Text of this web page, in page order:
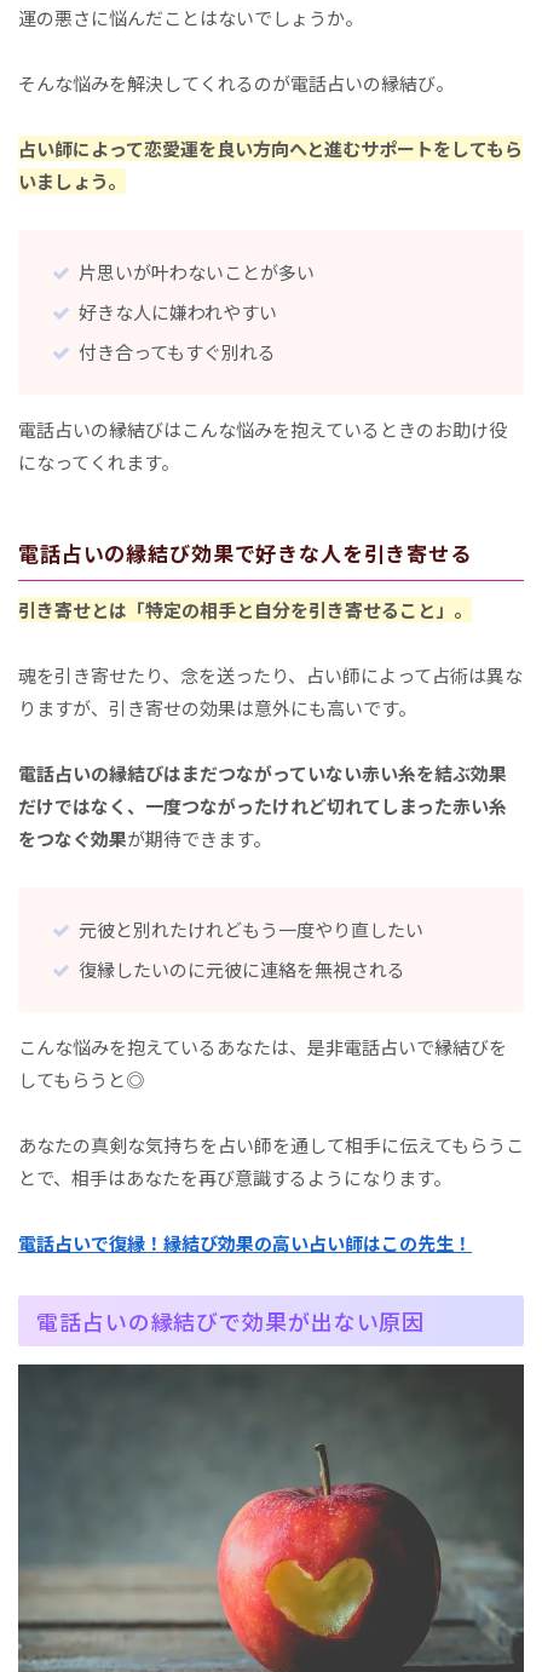
運の悪さに悩んだことはないでしょうか。
そんな悩みを解決してくれるのが電話占いの縁結び。
占い師によって恋愛運を良い方向へと進むサポートをしてもら
いましょう。
片思いが叶わないことが多い
好きな人に嫌われやすい
付き合ってもすぐ別れる
電話占いの縁結びはこんな悩みを抱えているときのお助け役
になってくれます。
電話占いの縁結び効果で好きな人を引き寄せる
引き寄せとは「特定の相手と自分を引き寄せること」。
魂を引き寄せたり、念を送ったり、占い師によって占術は異な
りますが、引き寄せの効果は意外にも高いです。
電話占いの縁結びはまだつながっていない赤い糸を結ぶ効果
だけではなく、一度つながったけれど切れてしまった赤い糸
をつなぐ効果が期待できます。
元彼と別れたけれどもう一度やり直したい
復縁したいのに元彼に連絡を無視される
こんな悩みを抱えているあなたは、是非電話占いで縁結びを
してもらうと◎
あなたの真剣な気持ちを占い師を通して相手に伝えてもらうこ
とで、相手はあなたを再び意識するようになります。
電話占いで復縁！縁結び効果の高い占い師はこの先生！
電話占いの縁結びで効果が出ない原因